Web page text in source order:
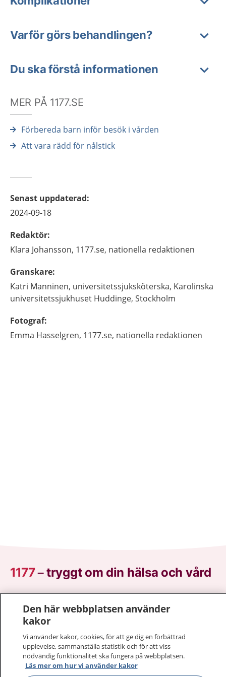
Varför görs behandlingen?
Du ska förstå informationen
MER PÅ 1177.SE
Förbereda barn inför besök i vården
Att vara rädd för nålstick
Senast uppdaterad:
2024-09-18
Redaktör:
Klara Johansson, 1177.se, nationella redaktionen
Granskare:
Katri Manninen, universitetssjuksköterska, Karolinska
universitetssjukhuset Huddinge, Stockholm
Fotograf:
Emma Hasselgren, 1177.se, nationella redaktionen
1177–tryggt om din hälsa och vård
På 1177.se får du råd om hälsa och information om
sjukdomar och vilka mottagningar du kan kontakta.
Logga in för att läsa din journal och göra dina
vårdärenden. Ring telefonnummer 1177 för
sjukvårdsrådgivning dygnet runt.
1177 ger dig råd när du vill må bättre.
Den här webbplatsen använder
kakor
Vi använder kakor, cookies, för att ge dig en förbättrad
upplevelse, sammanställa statistik och för att viss
nödvändig funktionalitet ska fungera på webbplatsen.
Läs mer om hur vi använder kakor